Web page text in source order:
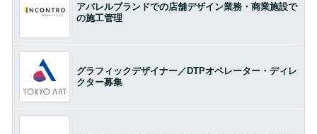
アパレルブランドでの店舗デザイン業務・商業施設で
の施工管理
グラフィックデザイナー／DTPオペレーター・ディレ
クター募集